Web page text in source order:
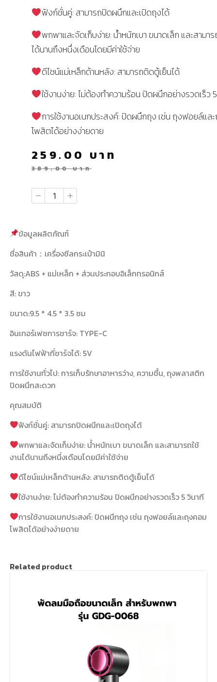
ฟังก์ชั่นคู่: สามารถปิดผนึกและเปิดถุงได้
พกพาและจัดเก็บง่าย: น้ำหนักเบา ขนาดเล็ก และสามาร
ได้นานถึงหนึ่งเดือนโดยมีค่าใช้จ่าย
ดีไซน์แม่เหล็กด้านหลัง: สามารถติดตู้เย็นได้
ใช้งานง่าย: ไม่ต้องทำความร้อน ปิดผนึกอย่างรวดเร็ว
การใช้งานอเนกประสงค์: ปิดผนึกถุง เช่น ถุงฟอยล์แล
โพสิตได้อย่างง่ายดาย
389.00บาท
259.00 บาท
ข้อมูลผลิตภัณฑ์
ชื่อสินค้า：เครื่องซีลกระเป๋ามินิ
วัสดุ:ABS + แม่เหล็ก + ส่วนประกอบอิเล็กทรอนิกส์
สี: ขาว
ขนาด:9.5 * 4.5 * 3.5 ซม
อินเทอร์เฟซการชาร์จ: TYPE-C
แรงดันไฟฟ้าที่ชาร์จได้: 5V
การใช้งานทั่วไป: การเก็บรักษาอาหารว่าง, ความชื้น, ถุงพลาสติก
ปิดผนึกสะดวก
คุณสมบัติ
ฟังก์ชั่นคู่: สามารถปิดผนึกและเปิดถุงได้
พกพาและจัดเก็บง่าย: น้ำหนักเบา ขนาดเล็ก และสามารถใช้
งานได้นานถึงหนึ่งเดือนโดยมีค่าใช้จ่าย
ดีไซน์แม่เหล็กด้านหลัง: สามารถติดตู้เย็นได้
ใช้งานง่าย: ไม่ต้องทำความร้อน ปิดผนึกอย่างรวดเร็ว 5 วินาที
การใช้งานอเนกประสงค์: ปิดผนึกถุง เช่น ถุงฟอยล์และถุงคอม
โพสิตได้อย่างง่ายดาย
Related product